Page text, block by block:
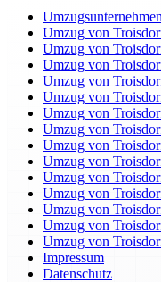
Umzug von
Umzug von
Umzug von
Umzug von
Umzug von
Umzug von
Umzug von
Umzug von
Umzug von
Umzug von
Umzug von
Umzug von
Umzug von
Umzug von
Impressum
Datenschutz